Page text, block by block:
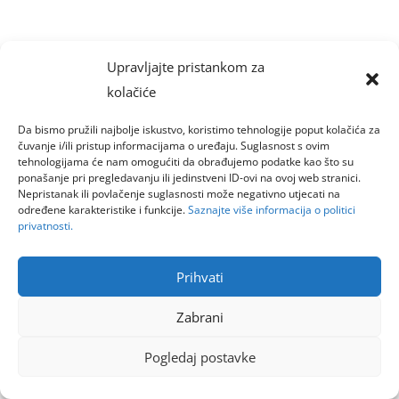
Upravljajte pristankom za
kolačiće
Da bismo pružili najbolje iskustvo, koristimo tehnologije poput kolačića za
čuvanje i/ili pristup informacijama o uređaju. Suglasnost s ovim
tehnologijama će nam omogućiti da obrađujemo podatke kao što su
ponašanje pri pregledavanju ili jedinstveni ID-ovi na ovoj web stranici.
Nepristanak ili povlačenje suglasnosti može negativno utjecati na
određene karakteristike i funkcije.Saznajte više informacija o politici
privatnosti.
Prihvati
Zabrani
Pogledaj postavke